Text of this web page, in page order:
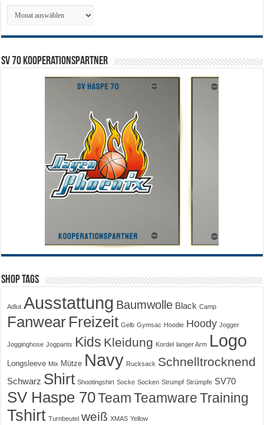
Archiv
SV 70 Kooperationspartner
Shop Tags
Adlut Ausstattung Baumwolle Black Camp
Fanwear Freizeit Gelb Gymsac Hoodie Hoody Jogger
Jogginghose Jogpants Kids Kleidung Kordel langer Arm Logo
Longsleeve Mix Mütze Navy Rucksack Schnelltrocknend
Schwarz Shirt Shootingshirt Socke Socken Strumpf Strümpfe SV70
SV Haspe 70Team Teamware Training
Tshirt Turnbeutel weiß XMAS Yellow